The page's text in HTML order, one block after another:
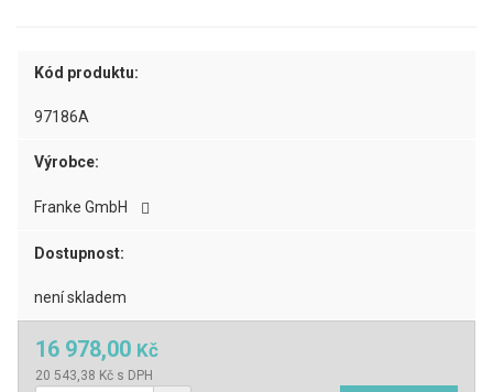
Kód produktu:
97186A
Výrobce:
Franke GmbH
Dostupnost:
není skladem
16 978,00 Kč
20 543,38 Kč s DPH